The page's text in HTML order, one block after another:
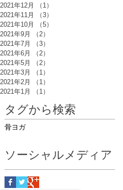
2021年12月
（1）
2021年11月
（3）
2021年10月
（5）
2021年9月
（2）
2021年7月
（3）
2021年6月
（2）
2021年5月
（2）
2021年3月
（1）
2021年2月
（1）
2021年1月
（1）
タグから検索
骨ヨガ
ソーシャルメディア